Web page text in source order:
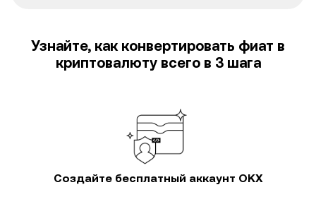
Узнайте, как конвертировать фиат в
криптовалюту всего в 3 шага
Создайте бесплатный аккаунт OKX